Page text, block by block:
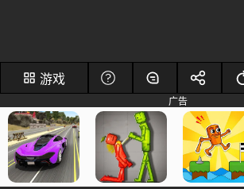
游戏
广告